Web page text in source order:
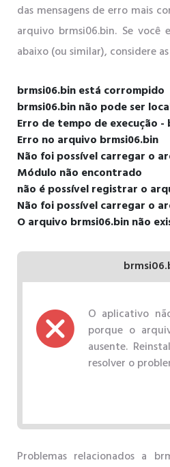
das mensagens de erro mais
arquivo brmsi06.bin. Se
abaixo (ou similar), considere
brmsi06.bin está corrompido
brmsi06.bin não pode ser
Erro de tempo de execução -
Erro no arquivo brmsi06.bin
Não foi possível carregar o
Módulo não encontrado
não é possível registrar o
Não foi possível carregar o
O arquivo brmsi06.bin não
O aplicativo
porque o
ausente.
resolver o
Problemas relacionados a